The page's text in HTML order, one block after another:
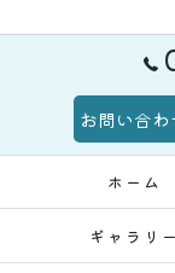
お問い合
ホーム
ギャラリー